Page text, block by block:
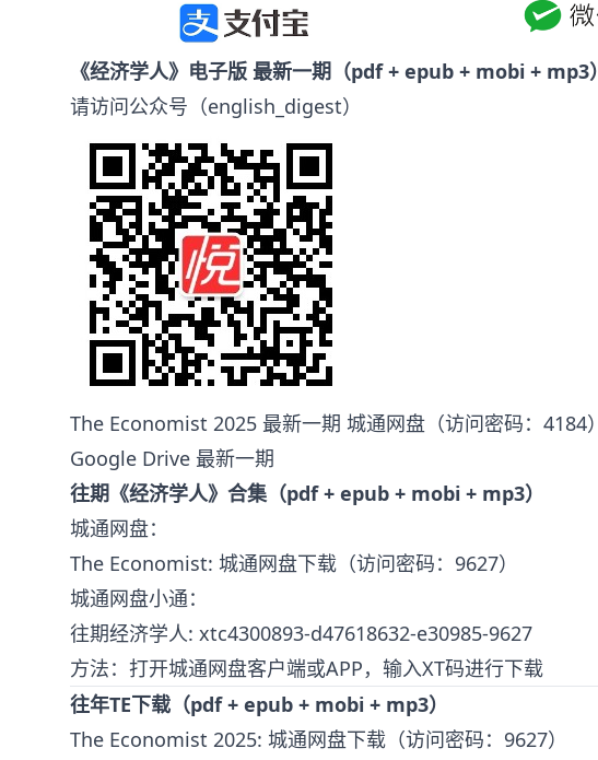
《经济学人》电子版 最新一期（pdf + epub + mobi + mp3）
请访问公众号（english_digest）
The Economist 2025 最新一期 城通网盘 （访问密码：4184）
Google Drive 最新一期
往期《经济学人》合集（pdf + epub + mobi + mp3）
城通网盘：
The Economist: 城通网盘下载 （访问密码：9627）
城通网盘小通：
往期经济学人: xtc4300893-d47618632-e30985-9627
方法：打开城通网盘客户端或APP，输入XT码进行下载
往年TE下载（pdf + epub + mobi + mp3）
The Economist 2025: 城通网盘下载 （访问密码：9627）